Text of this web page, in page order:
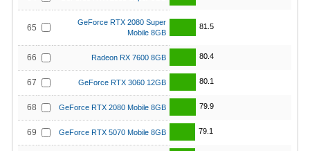
65
GeForce RTX 2080 Super
Mobile 8GB
81.5
66 Radeon RX 7600 8GB 80.4
67 GeForce RTX 3060 12GB 80.1
68 GeForce RTX 2080 Mobile 8GB 79.9
69 GeForce RTX 5070 Mobile 8GB 79.1